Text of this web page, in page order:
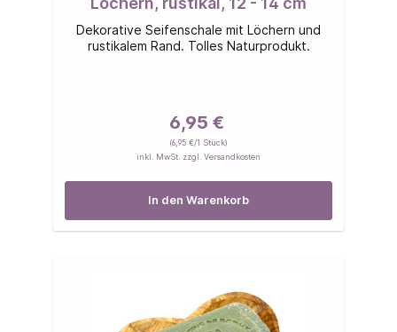
Dekorative Seifenschale mit Löchern und
rustikalem Rand. Tolles Naturprodukt.
6,95 €
(6,95 €/1 Stück)
inkl. MwSt. zzgl. Versandkosten
In den Warenkorb